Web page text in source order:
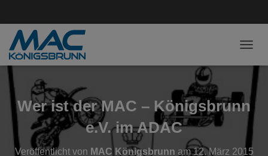
Wer ist der MAC – Königsbrunn
e.V. im ADAC
Veröffentlicht von MAC Königsbrunn am12. März 2015